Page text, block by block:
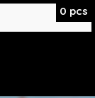
0 pcs